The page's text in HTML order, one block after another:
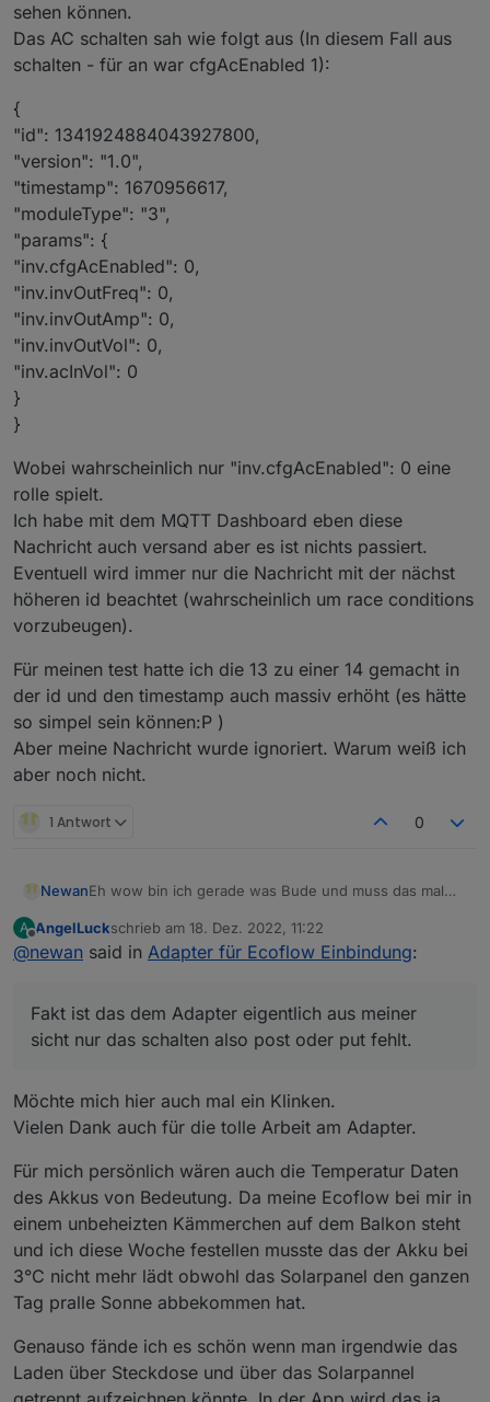
sehen können.
Das AC schalten sah wie folgt aus (In diesem Fall aus
schalten - für an war cfgAcEnabled 1):
{
"id": 1341924884043927800,
"version": "1.0",
"timestamp": 1670956617,
"moduleType": "3",
"params": {
"inv.cfgAcEnabled": 0,
"inv.invOutFreq": 0,
"inv.invOutAmp": 0,
"inv.invOutVol": 0,
"inv.acInVol": 0
}
}
Wobei wahrscheinlich nur "inv.cfgAcEnabled": 0 eine
rolle spielt.
Ich habe mit dem MQTT Dashboard eben diese
Nachricht auch versand aber es ist nichts passiert.
Eventuell wird immer nur die Nachricht mit der nächst
höheren id beachtet (wahrscheinlich um race conditions
vorzubeugen).
Für meinen test hatte ich die 13 zu einer 14 gemacht in
der id und den timestamp auch massiv erhöht (es hätte
so simpel sein können:P )
Aber meine Nachricht wurde ignoriert. Warum weiß ich
aber noch nicht.
1 Antwort 0
NewanEh wow bin ich gerade was Bude und muss das mal
Fakt ist das dem Adapter eigentlich aus meiner sicht
nur das schalten also post oder put fehlt.
das der Hammer 🤩
A AngelLuckschrieb am 18. Dez. 2022, 11:22
zuletzt editiert von
@newan said in Adapter für Ecoflow Einbindung:
Fakt ist das dem Adapter eigentlich aus meiner
sicht nur das schalten also post oder put fehlt.
Möchte mich hier auch mal ein Klinken.
Vielen Dank auch für die tolle Arbeit am Adapter.
Für mich persönlich wären auch die Temperatur Daten
des Akkus von Bedeutung. Da meine Ecoflow bei mir in
einem unbeheizten Kämmerchen auf dem Balkon steht
und ich diese Woche festellen musste das der Akku bei
3°C nicht mehr lädt obwohl das Solarpanel den ganzen
Tag pralle Sonne abbekommen hat.
Genauso fände ich es schön wenn man irgendwie das
Laden über Steckdose und über das Solarpannel